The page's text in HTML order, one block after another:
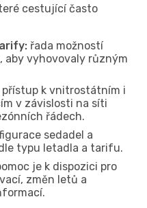
cestující často
řada možností
aby vyhovovaly různým
přístup k vnitrostátním i
v závislosti na síti
řádech.
sedadel a
typu letadla a tarifu.
je k dispozici pro
změn letů a